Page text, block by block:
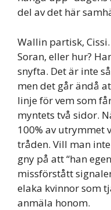
del av det här
Wallin partisk,
Soran, eller hur?
snyfta. Det är inte
men det går ändå
linje för vem som
myntets två sidor.
100% av utrymmet
tråden. Vill man
gny på att “han
missförstått
elaka kvinnor som
anmäla honom.